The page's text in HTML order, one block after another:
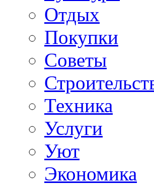
Отдых
Покупки
Советы
Техника
Услуги
Уют
Экономика